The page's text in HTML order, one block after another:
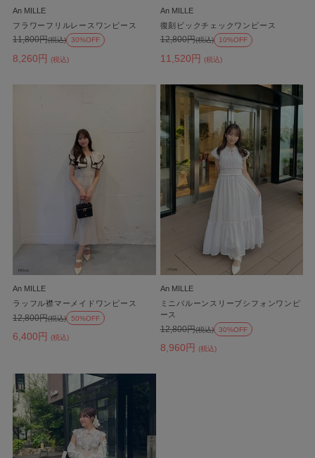
An MILLE
フラワーフリルレースワンピース
8,260円 (税込)
11,800円(税込) 30%OFF
An MILLE
復刻ビックチェックワンピース
11,520円 (税込)
12,800円(税込) 10%OFF
An MILLE
ラッフル襟マーメイドワンピース
6,400円 (税込)
12,800円(税込) 50%OFF
An MILLE
ミニバルーンスリーブシフォンワンピ
ース
8,960円 (税込)
12,800円(税込) 30%OFF